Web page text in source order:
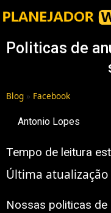
Politicas de
Blog » Facebook
Antonio Lopes
Tempo de leitura
Última
Nossas politicas